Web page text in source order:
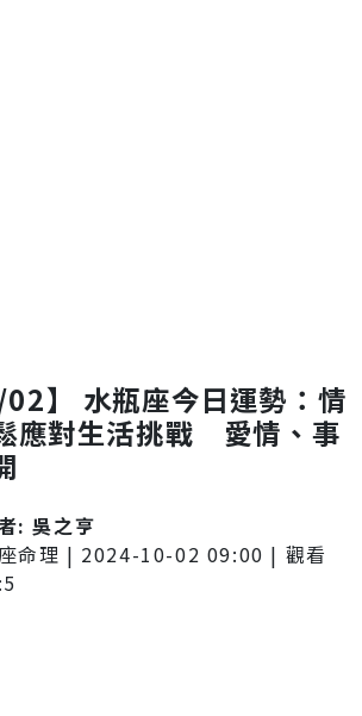
】 水瓶座今日運勢：情
應對生活挑戰 愛情、事
:吳之亨
命理 | 2024-10-02 09:00 | 觀看
5